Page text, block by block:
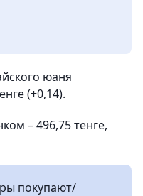
юаня
(+0,14).
– 496,75 тенге,
покупают/